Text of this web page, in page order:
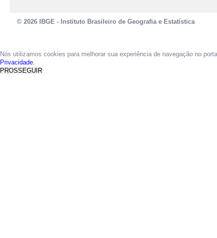
© 2026 IBGE - Instituto Brasileiro de Geografia e Estatística
Nós utilizamos cookies para melhorar sua experiência de navegação no
Privacidade.
PROSSEGUIR